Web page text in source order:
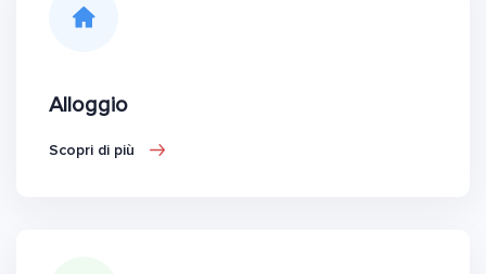
Alloggio
Scopri di più